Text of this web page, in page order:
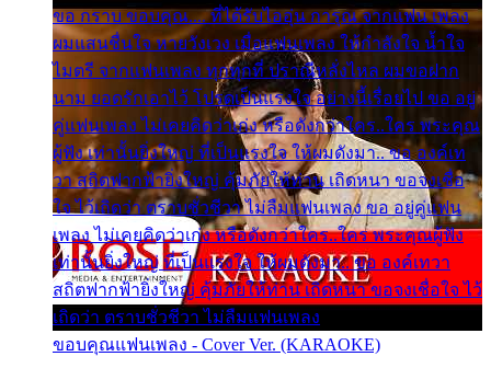
ขอ กราบ ขอบคุณ.... ที่ได้รับไออุ่น การุณ จากแฟน เพลง
ผมแสนชื่นใจ หายวังเวง เมื่อแฟนเพลง ให้กำลังใจ น้ำใจ
ไมตรี จากแฟนเพลง ทุกทุกที่ ปราณีหลั่งไหล ผมขอฝาก
นาม ยอดรักเอาไว้ โปรดเป็นแรงใจ อย่างนี้เรื่อยไป ขอ อยู่
คู่แฟนเพลง ไม่เคยคิดว่าเก่ง หรือดังกว่าใคร..ใคร พระคุณ
ผู้ฟัง เท่านั้นยิ่งใหญ่ ที่เป็นแรงใจ ให้ผมดังมา.. ขอ องค์เท
วา สถิตฟากฟ้ายิ่งใหญ่ คุ้มภัยให้ท่าน เถิดหนา ขอจงเชื่อ
ใจ ไว้เถิดว่า ตราบชั่วชีวา ไม่ลืมแฟนเพลง ขอ อยู่คู่แฟน
เพลง ไม่เคยคิดว่าเก่ง หรือดังกว่าใคร..ใคร พระคุณผู้ฟัง
เท่านั้นยิ่งใหญ่ ที่เป็นแรงใจ ให้ผมดังมา.. ขอ องค์เทวา
สถิตฟากฟ้ายิ่งใหญ่ คุ้มภัยให้ท่าน เถิดหนา ขอจงเชื่อใจ ไว้
เถิดว่า ตราบชั่วชีวา ไม่ลืมแฟนเพลง
ขอบคุณแฟนเพลง - Cover Ver. (KARAOKE)